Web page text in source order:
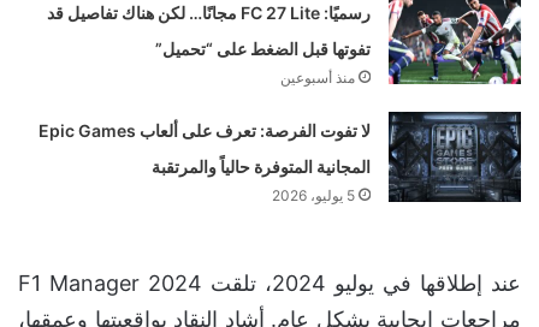
رسميًا: FC 27 Lite مجانًا… لكن هناك تفاصيل قد
تفوتها قبل الضغط على “تحميل”
منذ أسبوعين
لا تفوت الفرصة: تعرف على ألعاب Epic Games
المجانية المتوفرة حالياً والمرتقبة
5 يوليو، 2026
عند إطلاقها في يوليو 2024، تلقت F1 Manager 2024
مراجعات إيجابية بشكل عام. أشاد النقاد بواقعيتها وعمقها،